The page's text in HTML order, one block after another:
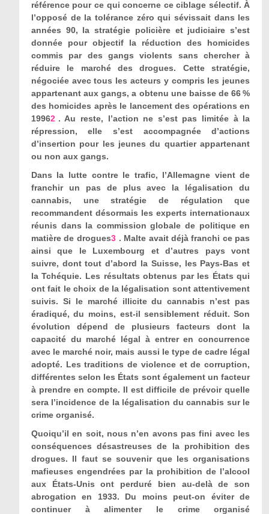
référence pour ce qui concerne ce ciblage sélectif. À
l’opposé de la tolérance zéro qui sévissait dans les
années 90, la stratégie policière et judiciaire s’est
donnée pour objectif la réduction des homicides
commis par des gangs violents sans chercher à
réduire le marché des drogues. Cette stratégie,
négociée avec tous les acteurs y compris les jeunes
appartenant aux gangs, a obtenu une baisse de 66 %
des homicides après le lancement des opérations en
19962 . Au reste, l’action ne s’est pas limitée à la
répression, elle s’est accompagnée d’actions
d’insertion pour les jeunes du quartier appartenant
ou non aux gangs.
Dans la lutte contre le trafic, l’Allemagne vient de
franchir un pas de plus avec la légalisation du
cannabis, une stratégie de régulation que
recommandent désormais les experts internationaux
réunis dans la commission globale de politique en
matière de drogues3 . Malte avait déjà franchi ce pas
ainsi que le Luxembourg et d’autres pays vont
suivre, dont tout d’abord la Suisse, les Pays-Bas et
la Tchéquie. Les résultats obtenus par les États qui
ont fait le choix de la légalisation sont attentivement
suivis. Si le marché illicite du cannabis n’est pas
éradiqué, du moins, est-il sensiblement réduit. Son
évolution dépend de plusieurs facteurs dont la
capacité du marché légal à entrer en concurrence
avec le marché noir, mais aussi le type de cadre légal
adopté. Les traditions de violence et de corruption,
différentes selon les États sont également un facteur
à prendre en compte. Il est difficile de prévoir quelle
sera l’incidence de la légalisation du cannabis sur le
crime organisé.
Quoiqu’il en soit, nous n’en avons pas fini avec les
conséquences désastreuses de la prohibition des
drogues. Il faut se souvenir que les organisations
mafieuses engendrées par la prohibition de l’alcool
aux États-Unis ont perduré bien au-delà de son
abrogation en 1933. Du moins peut-on éviter de
continuer à alimenter le crime organisé